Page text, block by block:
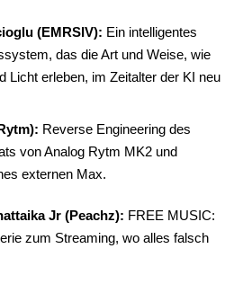
(EMRSIV): Ein intelligentes
das die Art und Weise, wie
Licht erleben, im Zeitalter der KI neu
Rytm): Reverse Engineering des
von Analog Rytm MK2 und
externen Max.
Jr (Peachz): FREE MUSIC:
zum Streaming, wo alles falsch